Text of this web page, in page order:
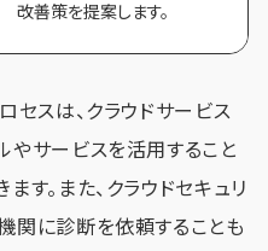
改善策を提案します。
セスは、クラウドサービス
やサービスを活用すること
す。また、クラウドセキュリ
関に診断を依頼することも